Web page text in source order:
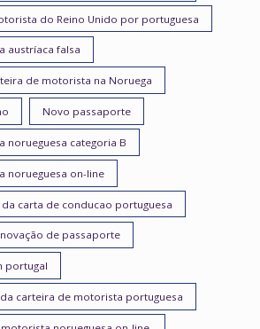
do Reino Unido por portuguesa
austríaca falsa
de motorista na Noruega
Novo passaporte
norueguesa categoria B
norueguesa on-line
carta de conducao portuguesa
de passaporte
portugal
carteira de motorista portuguesa